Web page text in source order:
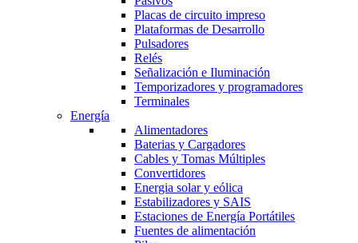
Placas de circuito impreso
Plataformas de Desarrollo
Pulsadores
Relés
Señalización e Iluminación
Temporizadores y programadores
Terminales
Energía
Alimentadores
Baterias y Cargadores
Cables y Tomas Múltiples
Convertidores
Energia solar y eólica
Estabilizadores y SAIS
Estaciones de Energía Portátiles
Fuentes de alimentación